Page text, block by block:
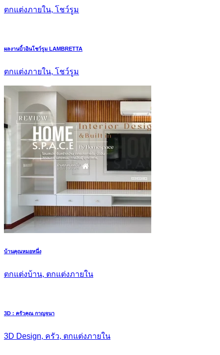
ตกแต่งภายใน, โชว์รูม
ผลงานบิ้วอินโชว์รูม LAMBRETTA
ตกแต่งภายใน, โชว์รูม
บ้านคุณหมอหนึ่ง
ตกแต่งบ้าน, ตกแต่งภายใน
3D : ครัวคุณ กาญจนา
3D Design, ครัว, ตกแต่งภายใน